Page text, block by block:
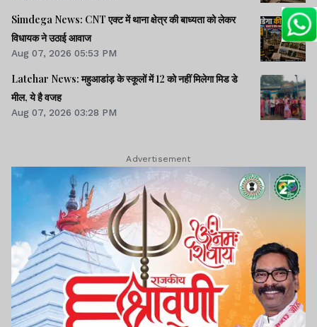
Simdega News: CNT एक्ट में थाना क्षेत्र की बाध्यता को लेकर
विधायक ने उठाई आवाज
Aug 07, 2026 05:53 PM
Latehar News: महुआडांड़ के स्कूलों में 12 को नहीं मिलेगा मिड डे
मील, ये है वजह
Aug 07, 2026 03:28 PM
Advertisement